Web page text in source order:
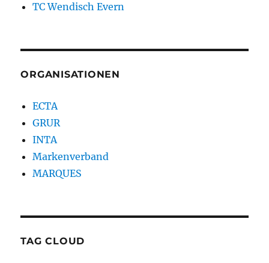
TC Wendisch Evern
ORGANISATIONEN
ECTA
GRUR
INTA
Markenverband
MARQUES
TAG CLOUD